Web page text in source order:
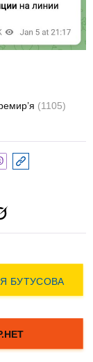
(1105)